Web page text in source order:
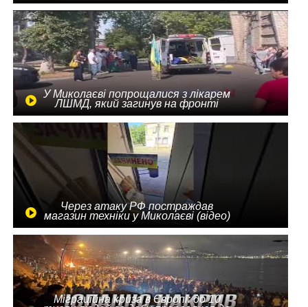
У Миколаєві попрощалися з лікарем
ЛШМД, який загинув на фронті
Через атаку РФ постраждав
магазин техніки у Миколаєві (відео)
Міграційна криза в Європі: до 10